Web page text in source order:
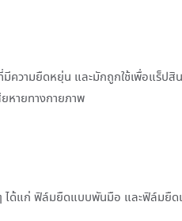
มยืดหยุ่น และมักถูกใช้เพื่อแร็ปสิน
หายทางกายภาพ
ได้แก่ ฟิล์มยืดแบบพันมือ และฟิล์มยื